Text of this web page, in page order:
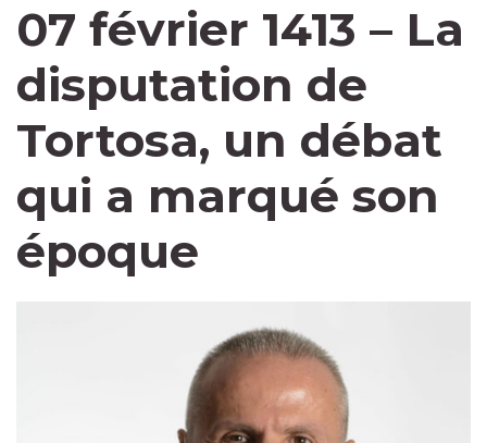
07 février 1413 – La
disputation de
Tortosa, un débat
qui a marqué son
époque